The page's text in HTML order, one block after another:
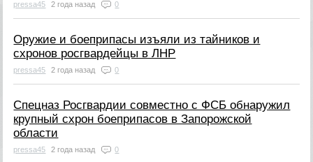
pressa45 2 года назад 0
Оружие и боеприпасы изъяли из тайников и
схронов росгвардейцы в ЛНР
pressa45 2 года назад 0
Спецназ Росгвардии совместно с ФСБ обнаружил
крупный схрон боеприпасов в Запорожской
области
pressa45 2 года назад 0